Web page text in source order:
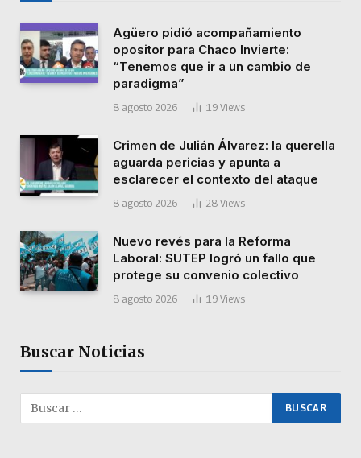
Agüero pidió acompañamiento
opositor para Chaco Invierte:
“Tenemos que ir a un cambio de
paradigma”
8 agosto 2026 19 Views
Crimen de Julián Álvarez: la querella
aguarda pericias y apunta a
esclarecer el contexto del ataque
8 agosto 2026 28 Views
Nuevo revés para la Reforma
Laboral: SUTEP logró un fallo que
protege su convenio colectivo
8 agosto 2026 19 Views
Buscar Noticias